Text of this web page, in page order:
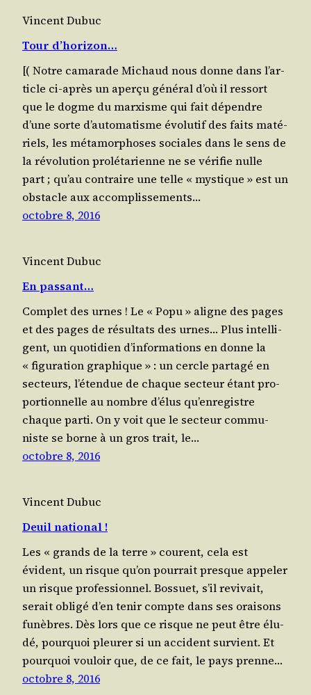
Vincent Dubuc
Tour d’horizon…
[( Notre cama­rade Michaud nous donne dans l’ar­
ticle ci-après un aper­çu géné­ral d’où il res­sort
que le dogme du mar­xisme qui fait dépendre
d’une sorte d’au­to­ma­tisme évo­lu­tif des faits maté­
riels, les méta­mor­phoses sociales dans le sens de
la révo­lu­tion pro­lé­ta­rienne ne se véri­fie nulle
part ; qu’au contraire une telle « mys­tique » est un
obs­tacle aux accom­plis­se­ments…
octobre 8, 2016
Vincent Dubuc
En passant…
Complet des urnes ! Le « Popu » aligne des pages
et des pages de résul­tats des urnes… Plus intel­li­
gent, un quo­ti­dien d’in­for­ma­tions en donne la
« figu­ra­tion gra­phique » : un cercle par­ta­gé en
sec­teurs, l’é­ten­due de chaque sec­teur étant pro­
por­tion­nelle au nombre d’é­lus qu’en­re­gistre
chaque parti. On y voit que le sec­teur com­mu­
niste se borne à un gros trait, le…
octobre 8, 2016
Vincent Dubuc
Deuil national !
Les « grands de la terre » courent, cela est
évident, un risque qu’on pour­rait presque appe­ler
un risque pro­fes­sion­nel. Bos­suet, s’il revi­vait,
serait obli­gé d’en tenir compte dans ses orai­sons
funèbres. Dès lors que ce risque ne peut être élu­
dé, pour­quoi pleu­rer si un acci­dent survient. Et
pour­quoi vou­loir que, de ce fait, le pays prenne…
octobre 8, 2016